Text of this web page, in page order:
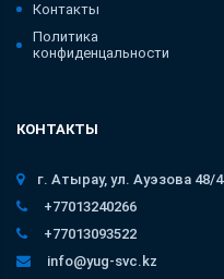
Контакты
Политика
конфиденцальности
КОНТАКТЫ
г. Атырау, ул. Ауэзова 48/4
+77013240266
+77013093522
info@yug-svc.kz